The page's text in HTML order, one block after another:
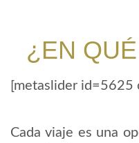
¿EN
[metaslider id=5625
Cada viaje es una